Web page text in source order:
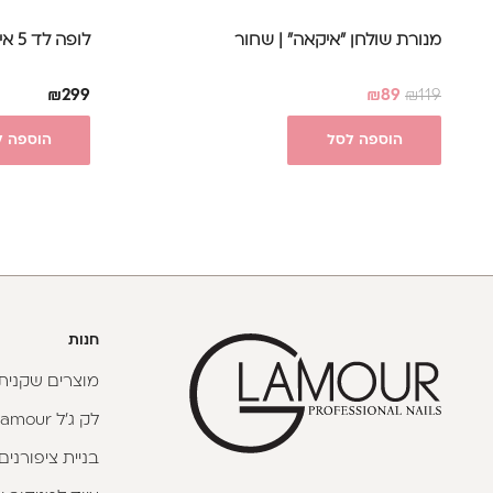
מנורת שולחן "איקאה" | שחור
₪119
₪89
הוספה לסל
לופה לד 5 אינטש
₪299
הוספה
חנות
מוצרים
לק ג'ל Glamour
בניית